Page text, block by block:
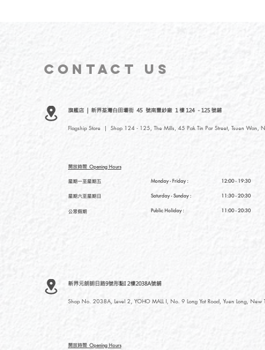
CONTACT US
旗艦店 | 新界荃灣白田壩街 45 號南豐紗廠 1 樓 124 - 125 號鋪
Flagship Store | Shop 124 - 125, The Mills, 45 Pak Tin Par Street, Tsuen Wan,
開放時間 Opening Hours
星期一至星期五
星期六至星期日
公眾假期
Monday - Friday :
Saturday- Sunday :
Public Holiday :
12:00 - 19:30
11:30 - 20:30
11:00 - 20:30
新界元朗朗日路9號形點I 2樓2038A號舖
Shop No. 2038A, Level 2, YOHO MALL I, No. 9 Long Yat Road, Yuen Long, New
開放時間 Opening Hours